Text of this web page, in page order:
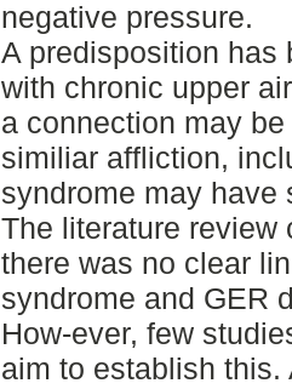
negative pressure.
A predisposition has
with chronic upper
a connection may
similiar affliction,
syndrome may have
The literature review
there was no clear
syndrome and GER
How-ever, few
aim to establish